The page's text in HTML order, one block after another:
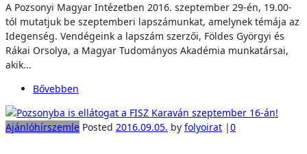
A Pozsonyi Magyar Intézetben 2016. szeptember 29-én, 19.00-
tól mutatjuk be szeptemberi lapszámunkat, amelynek témája az
Idegenség. Vendégeink a lapszám szerzői, Földes Györgyi és
Rákai Orsolya, a Magyar Tudományos Akadémia munkatársai,
akik...
Bővebben
Ajánlóhírszemle Posted 2016.09.05. by folyoirat |0